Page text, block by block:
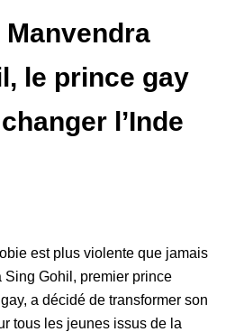
le prince gay
l’Inde
est plus violente que jamais
Sing Gohil, premier prince
a décidé de transformer son
tous les jeunes issus de la